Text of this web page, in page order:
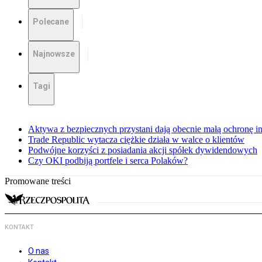
Polecane
Najnowsze
Tagi
Aktywa z bezpiecznych przystani dają obecnie małą ochronę
Trade Republic wytacza ciężkie działa w walce o klientów
Podwójne korzyści z posiadania akcji spółek dywidendowych
Czy OKI podbiją portfele i serca Polaków?
Promowane treści
KONTAKT
O nas